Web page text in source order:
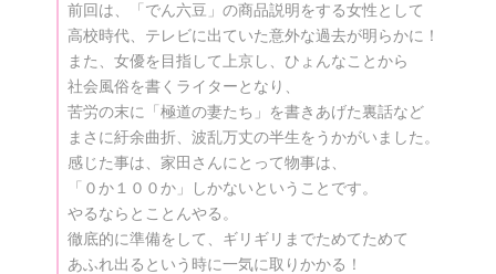
前回は、「でん六豆」の商品説明をする女性として
高校時代、テレビに出ていた意外な過去が明らかに！
また、女優を目指して上京し、ひょんなことから
社会風俗を書くライターとなり、
苦労の末に「極道の妻たち」を書きあげた裏話など
まさに紆余曲折、波乱万丈の半生をうかがいました。
感じた事は、家田さんにとって物事は、
「０か１００か」しかないということです。
やるならとことんやる。
徹底的に準備をして、ギリギリまでためてためて
あふれ出るという時に一気に取りかかる！